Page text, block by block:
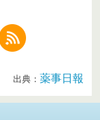
出典： 薬事日報